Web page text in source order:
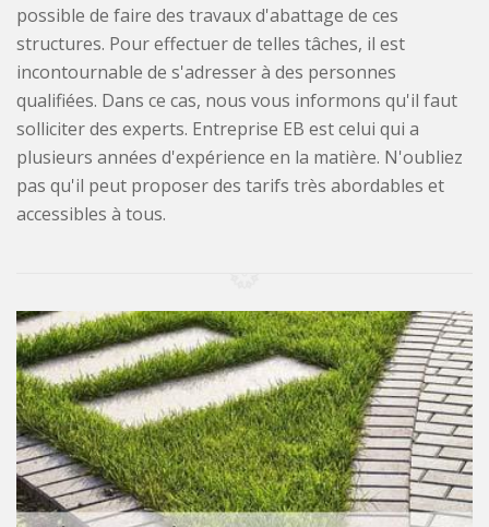
possible de faire des travaux d'abattage de ces
structures. Pour effectuer de telles tâches, il est
incontournable de s'adresser à des personnes
qualifiées. Dans ce cas, nous vous informons qu'il faut
solliciter des experts. Entreprise EB est celui qui a
plusieurs années d'expérience en la matière. N'oubliez
pas qu'il peut proposer des tarifs très abordables et
accessibles à tous.